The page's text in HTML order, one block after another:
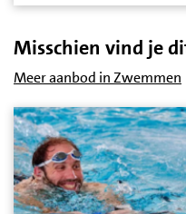
Misschien vind je
Meer aanbod in Zwemmen